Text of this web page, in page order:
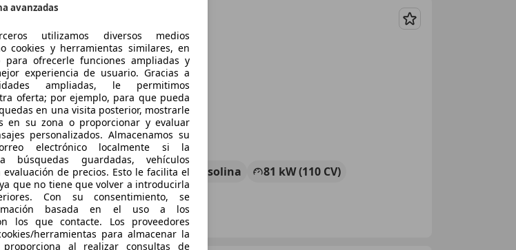
Guardar
€ 7.470 Preciojusto
08/2018 146.300 km Gasolina
81 kW (110 CV)
avanzadas
utilizamos diversos medios
cookies y herramientas similares, en
para ofrecerle funciones ampliadas y
experiencia de usuario. Gracias a
ampliadas, le permitimos
oferta; por ejemplo, para que pueda
en una visita posterior, mostrarle
en su zona o proporcionar y evaluar
personalizados. Almacenamos su
electrónico localmente si la
búsquedas guardadas, vehículos
de precios. Esto le facilita el
que no tiene que volver a introducirla
Con su consentimiento, se
basada en el uso a los
los que contacte. Los proveedores
herramientas para almacenar la
al realizar consultas de